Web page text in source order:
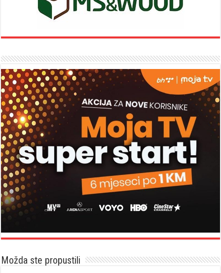
Možda ste propustili